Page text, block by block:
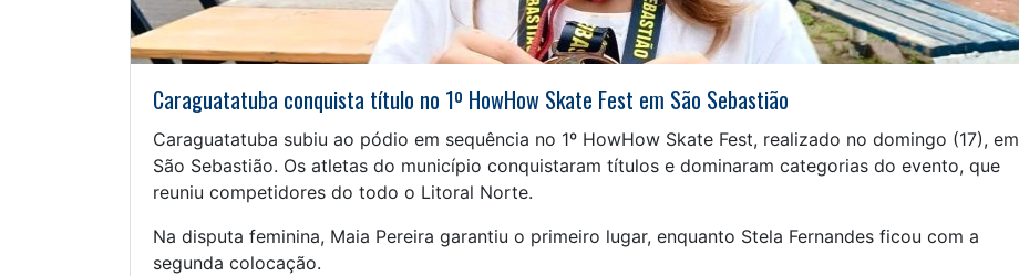
Caraguatatuba conquista título no 1º HowHow Skate Fest em São Sebastião
Caraguatatuba subiu ao pódio em sequência no 1º HowHow Skate Fest, realizado no domingo (17), em
São Sebastião. Os atletas do município conquistaram títulos e dominaram categorias do evento, que
reuniu competidores do todo o Litoral Norte.
Na disputa feminina, Maia Pereira garantiu o primeiro lugar, enquanto Stela Fernandes ficou com a
segunda colocação.